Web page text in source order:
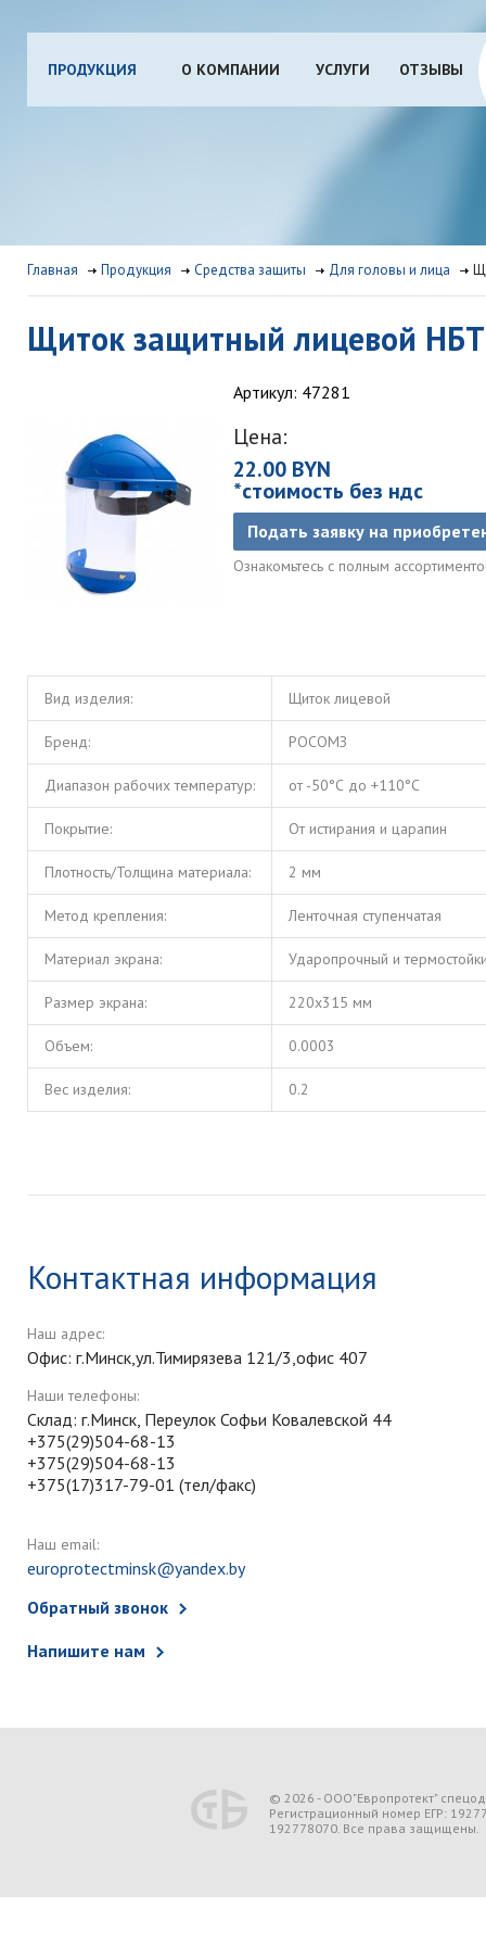
ПРОДУКЦИЯ О КОМПАНИИ УСЛУГИ ОТЗЫВЫ
Главная Продукция Средства защиты Для головы и лица
Щиток защитный лицевой
Артикул: 47281
Цена:
22.00 BYN
*стоимость без ндс
Подать заявку на
Ознакомьтесь с полным
Вид изделия: Щиток лицевой
Бренд: РОСОМЗ
Диапазон рабочих температур: от -50°С до +110°С
Покрытие: От истирания и царапин
Плотность/Толщина материала: 2 мм
Метод крепления: Ленточная ступенчатая
Материал экрана: Ударопрочный и
Размер экрана: 220х315 мм
Объем: 0.0003
Вес изделия: 0.2
Контактная информация
Наш адрес:
Офис: г.Минск,ул.Тимирязева 121/3,офис 407
Наши телефоны:
Склад: г.Минск, Переулок Софьи Ковалевской 44
+375(29)504-68-13
+375(29)504-68-13
+375(17)317-79-01 (тел/факс)
Наш email:
europrotectminsk@yandex.by
Обратный звонок
Напишите нам
© 2026 - ООО"Европротект"
Регистрационный номер ЕГР:
192778070. Все права защищены.